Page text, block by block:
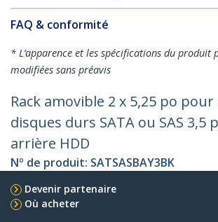
FAQ & conformité
* L’apparence et les spécifications du produit
modifiées sans préavis
Rack amovible 2 x 5,25 po pour
disques durs SATA ou SAS 3,5
arrière HDD
Nº de produit: SATSASBAY3BK
Devenir partenaire
Où acheter